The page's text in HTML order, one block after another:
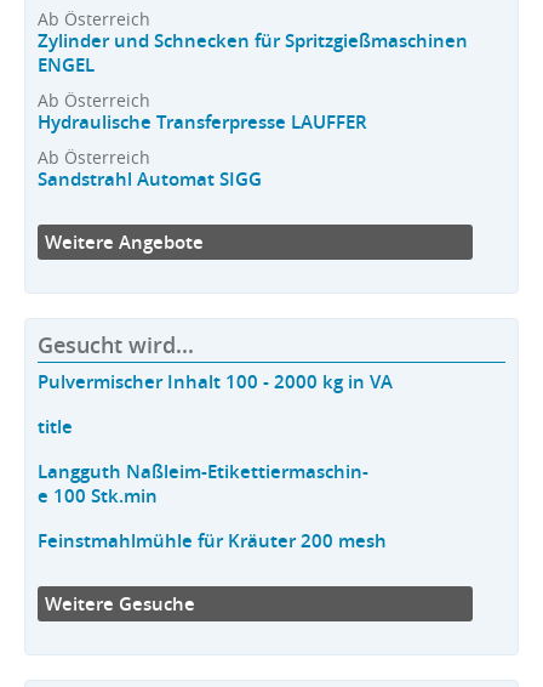
Ab Österreich
Zylinder und Schnecken für Spritzgießmaschinen
ENGEL
Ab Österreich
Hydraulische Transferpresse LAUFFER
Ab Österreich
Sandstrahl Automat SIGG
Weitere Angebote
Gesucht wird...
Pulvermischer Inhalt 100 - 2000 kg in VA
title
Langguth Naßleim-Etikettiermaschin-
e 100 Stk.min
Feinstmahlmühle für Kräuter 200 mesh
Weitere Gesuche